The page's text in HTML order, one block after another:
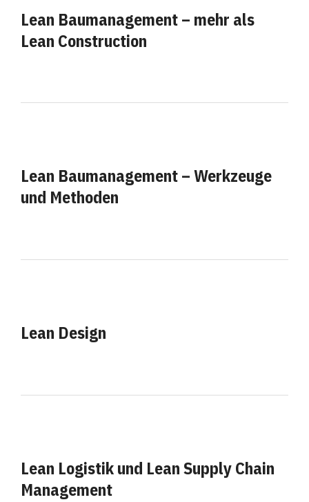
Lean Baumanagement – mehr als
Lean Construction
Lean Baumanagement – Werkzeuge
und Methoden
Lean Design
Lean Logistik und Lean Supply Chain
Management